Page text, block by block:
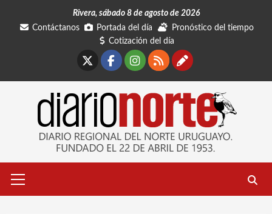
Rivera, sábado 8 de agosto de 2026
Contáctanos
Portada del día
Pronóstico del tiempo
Cotización del día
Facebook
Instagram
RSSContáctanos
primario